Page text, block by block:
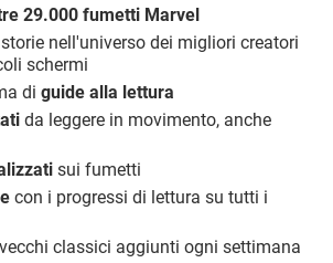
29.000 fumetti Marvel
nell'universo dei migliori creatori
schermi
di guide alla lettura
da leggere in movimento, anche
sui fumetti
con i progressi di lettura su tutti i
classici aggiunti ogni settimana